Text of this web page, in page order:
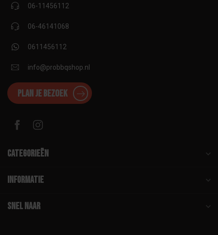
06-11456112
06-46141068
0611456112
info@probbqshop.nl
Plan je bezoek
Categorieën
Informatie
Snel naar